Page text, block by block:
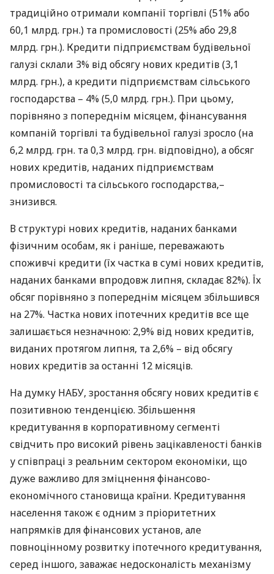
традиційно отримали компанії торгівлі (51% або
60,1 млрд. грн.) та промисловості (25% або 29,8
млрд. грн.). Кредити підприємствам будівельної
галузі склали 3% від обсягу нових кредитів (3,1
млрд. грн.), а кредити підприємствам сільського
господарства – 4% (5,0 млрд. грн.). При цьому,
порівняно з попереднім місяцем, фінансування
компаній торгівлі та будівельної галузі зросло (на
6,2 млрд. грн. та 0,3 млрд. грн. відповідно), а обсяг
нових кредитів, наданих підприємствам
промисловості та сільського господарства,–
знизився.
В структурі нових кредитів, наданих банками
фізичним особам, як і раніше, переважають
споживчі кредити (їх частка в сумі нових кредитів,
наданих банками впродовж липня, складає 82%). Їх
обсяг порівняно з попереднім місяцем збільшився
на 27%. Частка нових іпотечних кредитів все ще
залишається незначною: 2,9% від нових кредитів,
виданих протягом липня, та 2,6% – від обсягу
нових кредитів за останні 12 місяців.
На думку НАБУ, зростання обсягу нових кредитів є
позитивною тенденцією. Збільшення
кредитування в корпоративному сегменті
свідчить про високий рівень зацікавленості банків
у співпраці з реальним сектором економіки, що
дуже важливо для зміцнення фінансово-
економічного становища країни. Кредитування
населення також є одним з пріоритетних
напрямків для фінансових установ, але
повноцінному розвитку іпотечного кредитування,
серед іншого, заважає недосконалість механізму